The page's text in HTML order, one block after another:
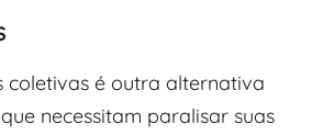
coletivas é outra alternativa
necessitam paralisar suas